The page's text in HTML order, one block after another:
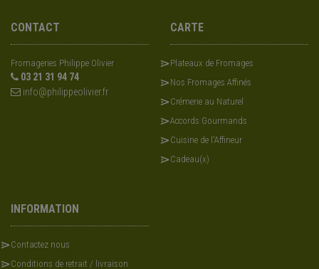
CONTACT
Fromageries Philippe Olivier
03 21 31 94 74
info@philippeolivier.fr
CARTE
Plateaux de Fromages
Nos Fromages Affinés
Crémerie au Naturel
Accords Gourmands
Cuisine de l'Affineur
Cadeau(x)
INFORMATION
Contactez nous
Conditions de retrait / livraison